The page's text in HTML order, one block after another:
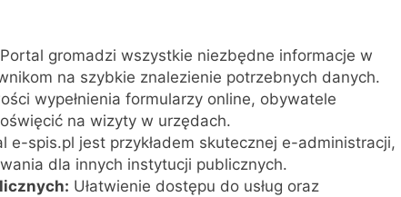
Portal gromadzi wszystkie niezbędne informacje w
na szybkie znalezienie potrzebnych danych.
wypełnienia formularzy online, obywatele
na wizyty w urzędach.
e-spis.pl jest przykładem skutecznej e-administracji,
dla innych instytucji publicznych.
Ułatwienie dostępu do usług oraz